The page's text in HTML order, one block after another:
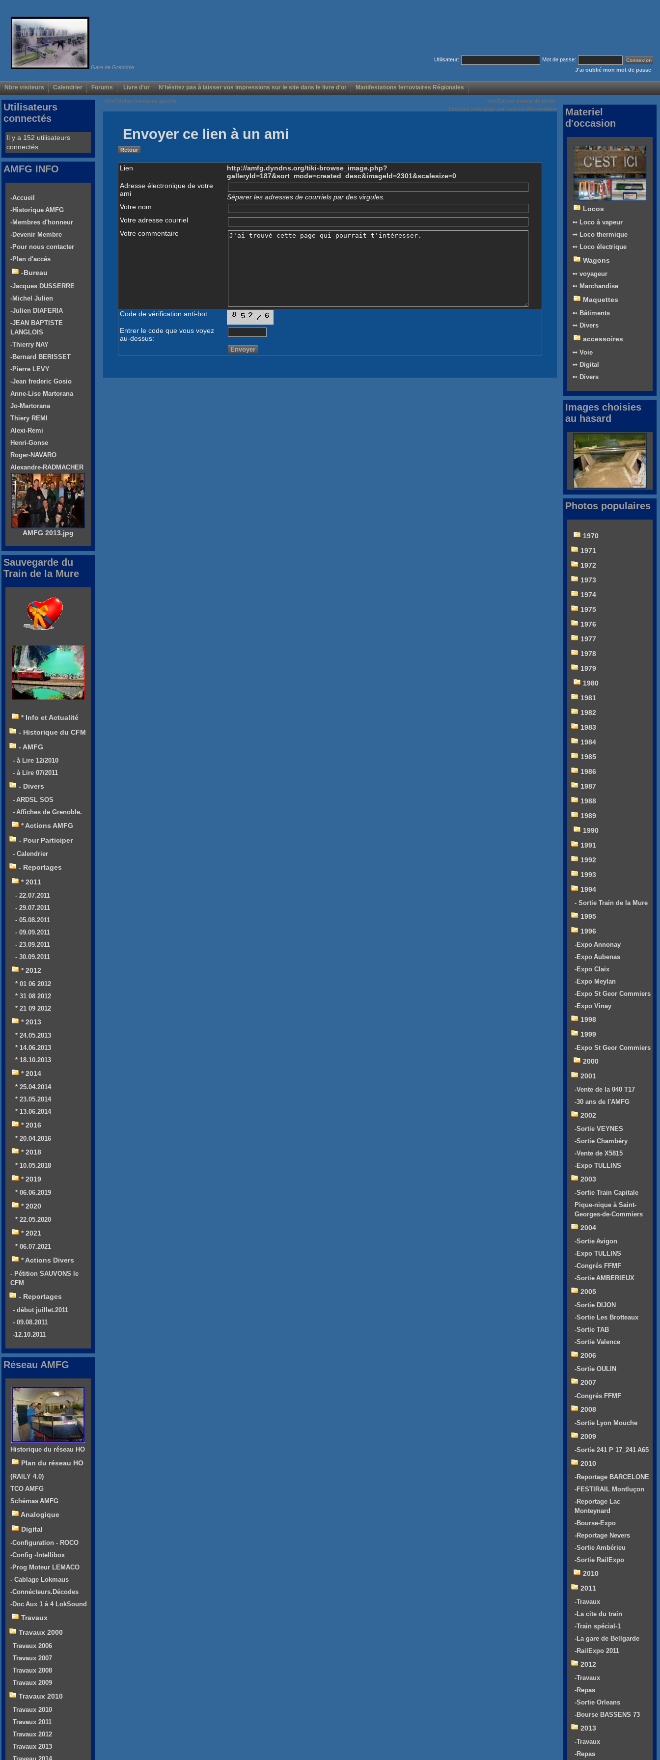
Gare de Grenoble
Utilisateur:
Mot de passe:
J'ai oublié mon mot de passe
Nbre visiteurs Calendrier Forums Livre d'or N'hésitez pas à laisser vos impressions sur le site dans le livre d'or Manifestations ferroviaires Régionales
Voir/Cacher menus de gauche
Voir/Cacher menus de droite
Envoyez cette page par courrier électronique
Envoyer ce lien à un ami
Retour
Lien
http://amfg.dyndns.org/tiki-browse_image.php?
galleryId=187&sort_mode=created_desc&imageId=2301&scalesize=0
Adresse électronique de votre
ami
Séparer les adresses de courriels par des virgules.
Votre nom
Votre adresse courriel
Votre commentaire
Code de vérification anti-bot:
Entrer le code que vous voyez
au-dessus:
Utilisateurs
connectés
Il y a 152 utilisateurs
connectés
AMFG INFO
-Accueil
-Historique AMFG
-Membres d'honneur
-Devenir Membre
-Pour nous contacter
-Plan d'accés
-Bureau
-Jacques DUSSERRE
-Michel Julien
-Julien DIAFERIA
-JEAN BAPTISTE
LANGLOIS
-Thierry NAY
-Bernard BERISSET
-Pierre LEVY
-Jean frederic Gosio
Anne-Lise Martorana
Jo-Martorana
Thiery REMI
Alexi-Remi
Henri-Gonse
Roger-NAVARO
Alexandre-RADMACHER
AMFG 2013.jpg
Sauvegarde du
Train de la Mure
* Info et Actualité
- Historique du CFM
- AMFG
- à Lire 12/2010
- à Lire 07/2011
- Divers
- ARDSL SOS
- Affiches de Grenoble.
* Actions AMFG
- Pour Participer
- Calendrier
- Reportages
* 2011
- 22.07.2011
- 29.07.2011
- 05.08.2011
- 09.09.2011
- 23.09.2011
- 30.09.2011
* 2012
* 01 06 2012
* 31 08 2012
* 21 09 2012
* 2013
* 24.05.2013
* 14.06.2013
* 18.10.2013
* 2014
* 25.04.2014
* 23.05.2014
* 13.06.2014
* 2016
* 20.04.2016
* 2018
* 10.05.2018
* 2019
* 06.06.2019
* 2020
* 22.05.2020
* 2021
* 06.07.2021
* Actions Divers
- Pétition SAUVONS le
CFM
- Reportages
- début juillet.2011
- 09.08.2011
-12.10.2011
Réseau AMFG
Historique du réseau HO
Plan du réseau HO
(RAILY 4.0)
TCO AMFG
Schémas AMFG
Analogique
Digital
-Configuration - ROCO
-Config -Intellibox
-Prog Moteur LEMACO
- Cablage Lokmaus
-Connécteurs.Décodes
-Doc Aux 1 à 4 LokSound
Travaux
Travaux 2000
Travaux 2006
Travaux 2007
Travaux 2008
Travaux 2009
Travaux 2010
Travaux 2010
Travaux 2011
Travaux 2012
Travaux 2013
Materiel
d'occasion
Locos
➻ Loco à vapeur
➻ Loco thermique
➻ Loco électrique
Wagons
➻ voyageur
➻ Marchandise
Maquettes
➻ Bâtiments
➻ Divers
accessoires
➻ Voie
➻ Digital
➻ Divers
Images choisies
au hasard
Photos populaires
1970
1971
1972
1973
1974
1975
1976
1977
1978
1979
1980
1981
1982
1983
1984
1985
1986
1987
1988
1989
1990
1991
1992
1993
1994
- Sortie Train de la Mure
1995
1996
-Expo Annonay
-Expo Aubenas
-Expo Claix
-Expo Meylan
-Expo St Geor Commiers
-Expo Vinay
1998
1999
-Expo St Geor Commiers
2000
2001
-Vente de la 040 T17
-30 ans de l'AMFG
2002
-Sortie VEYNES
-Sortie Chambéry
-Vente de X5815
-Expo TULLINS
2003
-Sortie Train Capitale
Pique-nique à Saint-
Georges-de-Commiers
2004
-Sortie Avigon
-Expo TULLINS
-Congrés FFMF
-Sortie AMBERIEUX
2005
-Sortie DIJON
-Sortie Les Brotteaux
-Sortie TAB
-Sortie Valence
2006
-Sortie OULIN
2007
-Congrés FFMF
2008
-Sortie Lyon Mouche
2009
-Sortie 241 P 17_241 A65
2010
-Reportage BARCELONE
-FESTIRAIL Montluçon
-Reportage Lac
Monteynard
-Bourse-Expo
-Reportage Nevers
-Sortie Ambérieu
-Sortie RailExpo
2010
2011
-Travaux
-La cite du train
-Train spécial-1
-La gare de Bellgarde
-RailExpo 2011
2012
-Travaux
-Repas
-Sortie Orleans
-Bourse BASSENS 73
2013
-Travaux
-Repas